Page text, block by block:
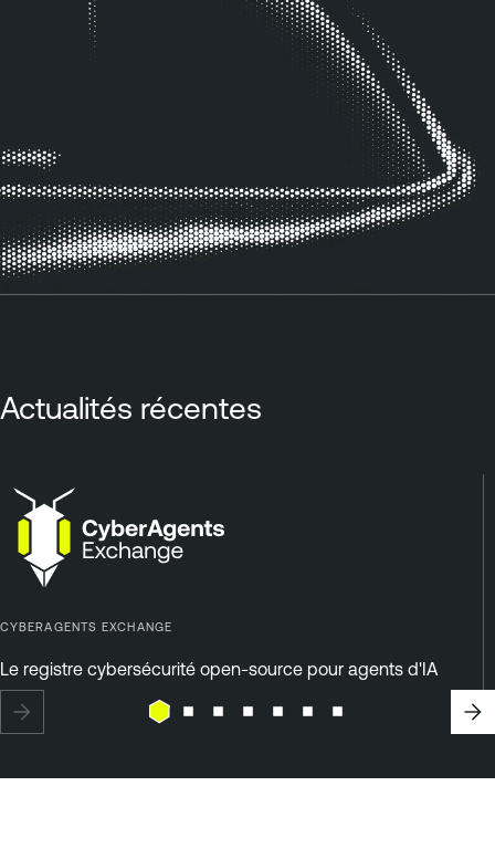
Actualités récentes
CYBERAGENTS EXCHANGE
Le registre cybersécurité open-source pour agents d'IA